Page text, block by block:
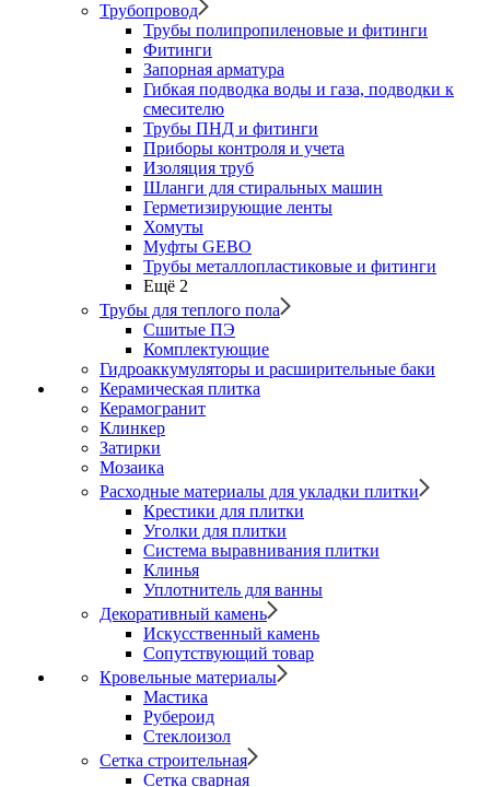
Трубопровод
Трубы полипропиленовые и фитинги
Фитинги
Запорная арматура
Гибкая подводка воды и газа, подводки к
смесителю
Трубы ПНД и фитинги
Приборы контроля и учета
Изоляция труб
Шланги для стиральных машин
Герметизирующие ленты
Хомуты
Муфты GEBO
Трубы металлопластиковые и фитинги
Ещё 2
Трубы для теплого пола
Сшитые ПЭ
Комплектующие
Гидроаккумуляторы и расширительные баки
Керамическая плитка
Керамогранит
Клинкер
Затирки
Мозаика
Расходные материалы для укладки плитки
Крестики для плитки
Уголки для плитки
Система выравнивания плитки
Клинья
Уплотнитель для ванны
Декоративный камень
Искусственный камень
Сопутствующий товар
Кровельные материалы
Мастика
Рубероид
Стеклоизол
Сетка строительная
Сетка сварная